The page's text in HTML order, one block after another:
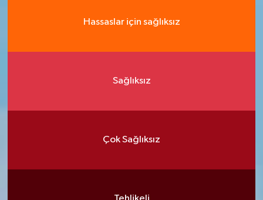
Hassaslar için sağlıksız
Sağlıksız
Çok Sağlıksız